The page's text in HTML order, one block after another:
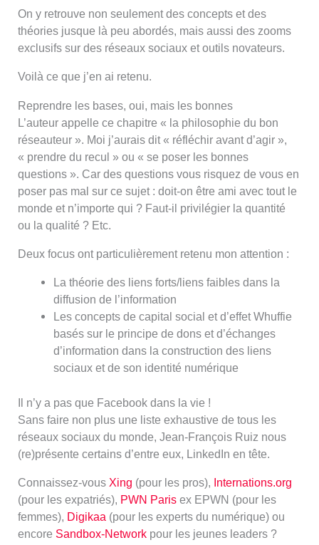
On y retrouve non seulement des concepts et des
théories jusque là peu abordés, mais aussi des zooms
exclusifs sur des réseaux sociaux et outils novateurs.
Voilà ce que j’en ai retenu.
Reprendre les bases, oui, mais les bonnes
L’auteur appelle ce chapitre « la philosophie du bon
réseauteur ». Moi j’aurais dit « réfléchir avant d’agir »,
« prendre du recul » ou « se poser les bonnes
questions ». Car des questions vous risquez de vous en
poser pas mal sur ce sujet : doit-on être ami avec tout le
monde et n’importe qui ? Faut-il privilégier la quantité
ou la qualité ? Etc.
Deux focus ont particulièrement retenu mon attention :
La théorie des liens forts/liens faibles dans la
diffusion de l’information
Les concepts de capital social et d’effet Whuffie
basés sur le principe de dons et d’échanges
d’information dans la construction des liens
sociaux et de son identité numérique
Il n’y a pas que Facebook dans la vie !
Sans faire non plus une liste exhaustive de tous les
réseaux sociaux du monde, Jean-François Ruiz nous
(re)présente certains d’entre eux, LinkedIn en tête.
Connaissez-vous Xing (pour les pros), Internations.org
(pour les expatriés), PWN Paris ex EPWN (pour les
femmes), Digikaa (pour les experts du numérique) ou
encore Sandbox-Network pour les jeunes leaders ?